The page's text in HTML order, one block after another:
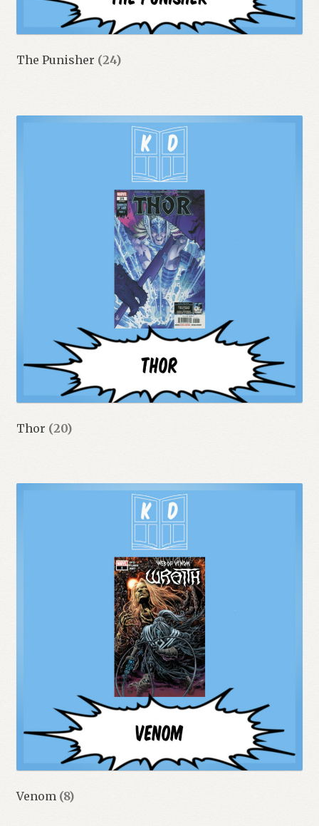
The Punisher (24)
Thor (20)
Venom (8)